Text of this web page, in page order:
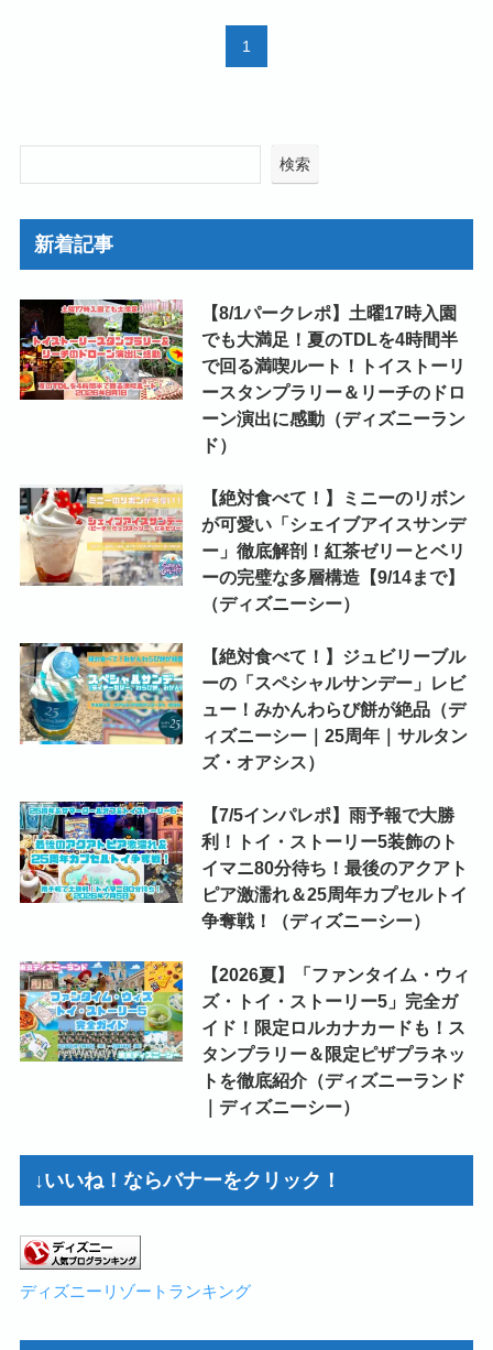
1
検索
新着記事
【8/1パークレポ】土曜17時入園
でも大満足！夏のTDLを4時間半
で回る満喫ルート！トイストーリ
ースタンプラリー＆リーチのドロ
ーン演出に感動（ディズニーラン
ド）
【絶対食べて！】ミニーのリボン
が可愛い「シェイブアイスサンデ
ー」徹底解剖！紅茶ゼリーとベリ
ーの完璧な多層構造【9/14まで】
（ディズニーシー）
【絶対食べて！】ジュビリーブル
ーの「スペシャルサンデー」レビ
ュー！みかんわらび餅が絶品（デ
ィズニーシー｜25周年｜サルタン
ズ・オアシス）
【7/5インパレポ】雨予報で大勝
利！トイ・ストーリー5装飾のト
イマニ80分待ち！最後のアクアト
ピア激濡れ＆25周年カプセルトイ
争奪戦！（ディズニーシー）
【2026夏】「ファンタイム・ウィ
ズ・トイ・ストーリー5」完全ガ
イド！限定ロルカナカードも！ス
タンプラリー＆限定ピザプラネッ
トを徹底紹介（ディズニーランド
｜ディズニーシー）
↓いいね！ならバナーをクリック！
ディズニーリゾートランキング